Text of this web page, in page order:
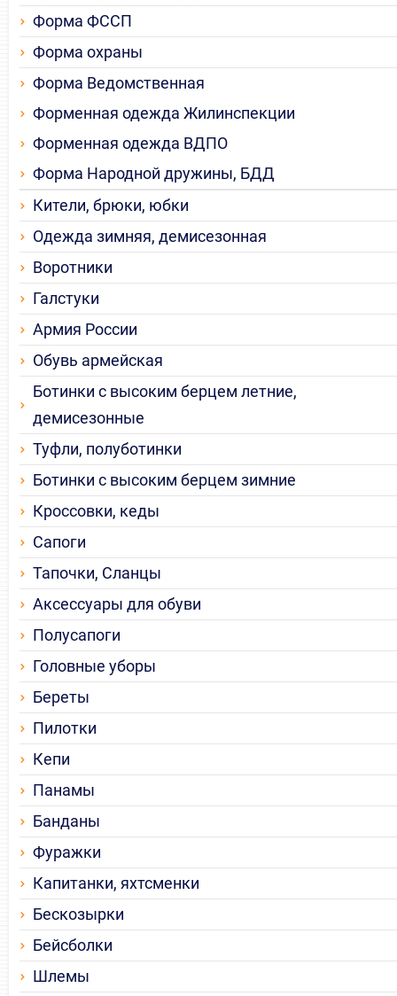
Форма ФССП
Форма охраны
Форма Ведомственная
Форменная одежда Жилинспекции
Форменная одежда ВДПО
Форма Народной дружины, БДД
Кители, брюки, юбки
Одежда зимняя, демисезонная
Воротники
Галстуки
Армия России
Обувь армейская
Ботинки с высоким берцем летние,
демисезонные
Туфли, полуботинки
Ботинки с высоким берцем зимние
Кроссовки, кеды
Сапоги
Тапочки, Сланцы
Аксессуары для обуви
Полусапоги
Головные уборы
Береты
Пилотки
Кепи
Панамы
Банданы
Фуражки
Капитанки, яхтсменки
Бескозырки
Бейсболки
Шлемы